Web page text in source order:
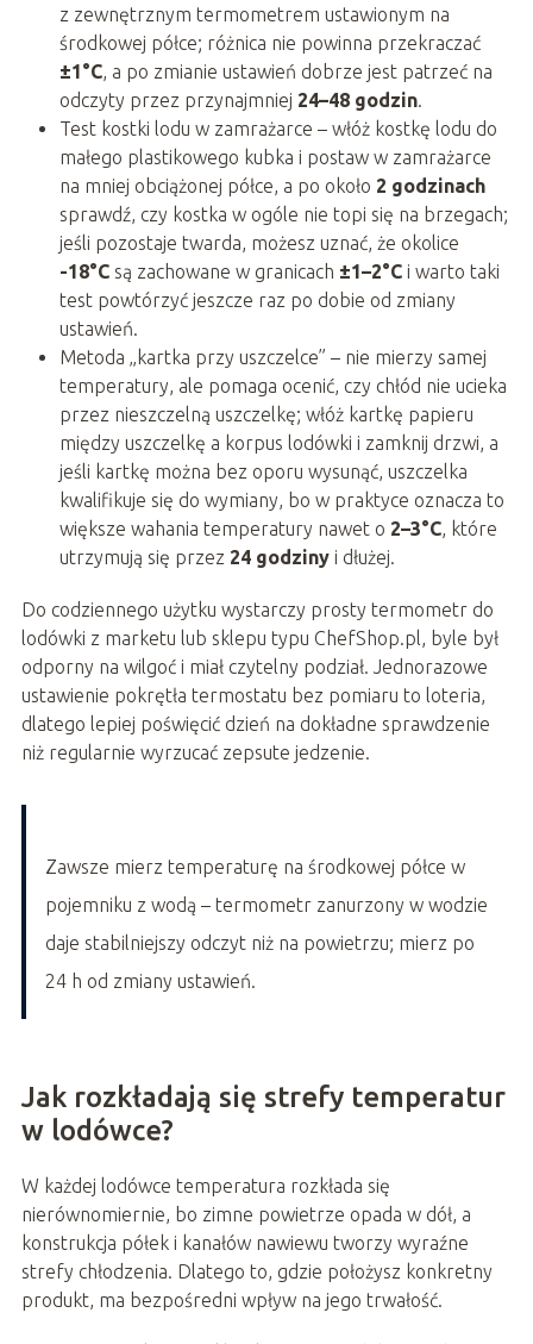
z zewnętrznym termometrem ustawionym na
środkowej półce; różnica nie powinna przekraczać
±1°C, a po zmianie ustawień dobrze jest patrzeć na
odczyty przez przynajmniej 24–48 godzin.
Test kostki lodu w zamrażarce – włóż kostkę lodu do
małego plastikowego kubka i postaw w zamrażarce
na mniej obciążonej półce, a po około 2 godzinach
sprawdź, czy kostka w ogóle nie topi się na brzegach;
jeśli pozostaje twarda, możesz uznać, że okolice
-18°Csą zachowane w granicach ±1–2°Ci warto taki
test powtórzyć jeszcze raz po dobie od zmiany
ustawień.
Metoda „kartka przy uszczelce” – nie mierzy samej
temperatury, ale pomaga ocenić, czy chłód nie ucieka
przez nieszczelną uszczelkę; włóż kartkę papieru
między uszczelkę a korpus lodówki i zamknij drzwi, a
jeśli kartkę można bez oporu wysunąć, uszczelka
kwalifikuje się do wymiany, bo w praktyce oznacza to
większe wahania temperatury nawet o 2–3°C, które
utrzymują się przez 24 godzinyi dłużej.
Do codziennego użytku wystarczy prosty termometr do
lodówki z marketu lub sklepu typu ChefShop.pl, byle był
odporny na wilgoć i miał czytelny podział. Jednorazowe
ustawienie pokrętła termostatu bez pomiaru to loteria,
dlatego lepiej poświęcić dzień na dokładne sprawdzenie
niż regularnie wyrzucać zepsute jedzenie.
Zawsze mierz temperaturę na środkowej półce w
pojemniku z wodą – termometr zanurzony w wodzie
daje stabilniejszy odczyt niż na powietrzu; mierz po
24 h od zmiany ustawień.
Jak rozkładają się strefy temperatur
w lodówce?
W każdej lodówce temperatura rozkłada się
nierównomiernie, bo zimne powietrze opada w dół, a
konstrukcja półek i kanałów nawiewu tworzy wyraźne
strefy chłodzenia. Dlatego to, gdzie położysz konkretny
produkt, ma bezpośredni wpływ na jego trwałość.